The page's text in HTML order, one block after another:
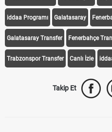
iddaa Programı Galatasaray
Galatasaray Transfer Fenerbahçe
Trabzonspor Transfer Canlı İzle
Takip Et